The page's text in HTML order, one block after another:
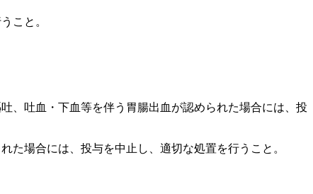
こと。
、吐血・下血等を伴う胃腸出血が認められた場合には、投
場合には、投与を中止し、適切な処置を行うこと。